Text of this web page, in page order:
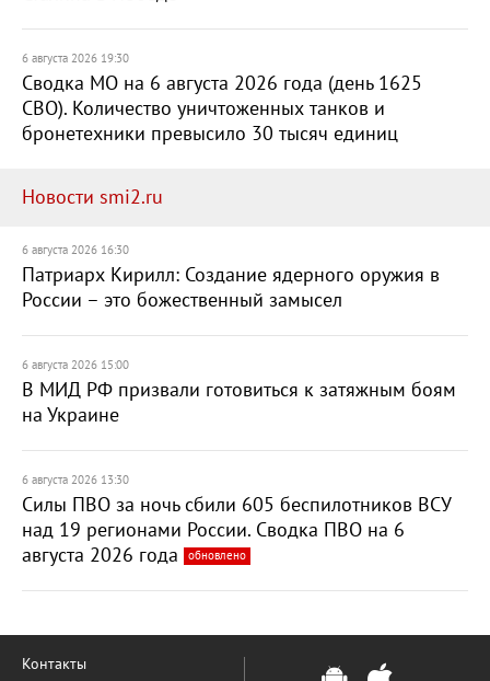
6 августа 2026 19:30
Сводка МО на 6 августа 2026 года (день 1625
СВО). Количество уничтоженных танков и
бронетехники превысило 30 тысяч единиц
Новости smi2.ru
6 августа 2026 16:30
Патриарх Кирилл: Создание ядерного оружия в
России – это божественный замысел
6 августа 2026 15:00
В МИД РФ призвали готовиться к затяжным боям
на Украине
6 августа 2026 13:30
Силы ПВО за ночь сбили 605 беспилотников ВСУ
над 19 регионами России. Сводка ПВО на 6
августа 2026 года
обновлено
Контакты